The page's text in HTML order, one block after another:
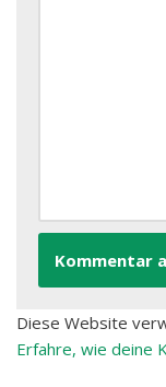
Diese Website
Erfahre, wie deine